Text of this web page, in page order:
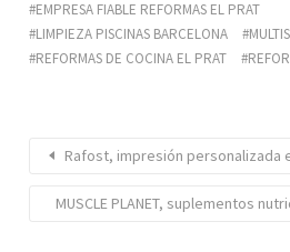
EMPRESA FIABLE REFORMAS EL PRAT
LIMPIEZA PISCINAS BARCELONA
REFORMAS DE COCINA EL PRAT
Rafost, impresión personalizada
MUSCLE PLANET, suplementos